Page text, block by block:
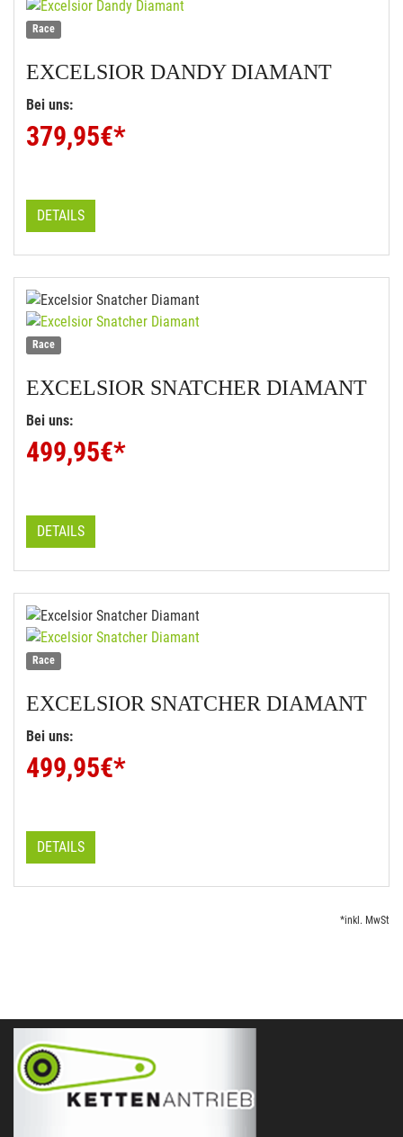
Race
EXCELSIOR DANDY DIAMANT
Bei uns:
379,95€*
DETAILS
Race
EXCELSIOR SNATCHER DIAMANT
Bei uns:
499,95€*
DETAILS
Race
EXCELSIOR SNATCHER DIAMANT
Bei uns:
499,95€*
DETAILS
*inkl. MwSt